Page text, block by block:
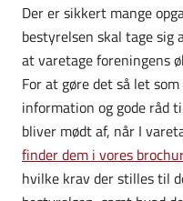
Der er sikkert mange
bestyrelsen skal tage sig
at varetage foreningens
For at gøre det så let
information og gode råd
bliver mødt af, når I
finder dem i vores
hvilke krav der stilles til